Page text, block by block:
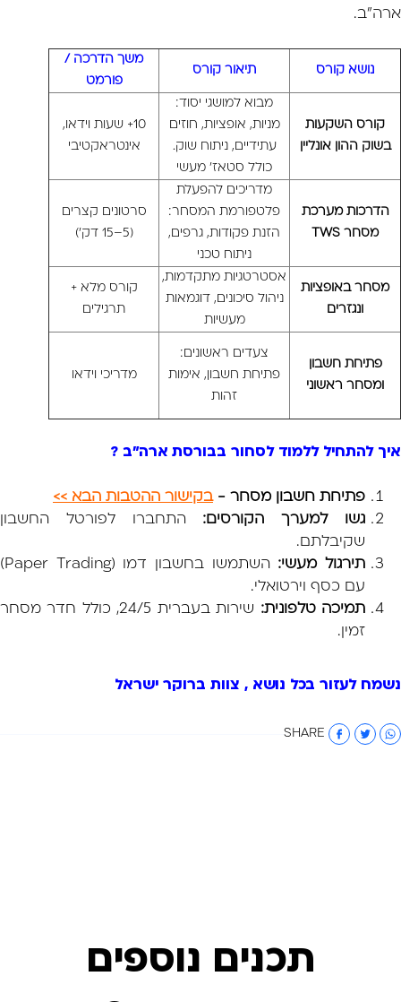
ארה"ב.
נושא קורס תיאור קורס
משך הדרכה /
פורמט
קורס השקעות
בשוק ההון אונליין
מבוא למושגי יסוד:
מניות, אופציות, חוזים
עתידיים, ניתוח שוק.
כולל סטאז' מעשי
10+ שעות וידאו,
אינטראקטיבי
הדרכות מערכת
מסחר TWS
מדריכים להפעלת
פלטפורמת המסחר:
הזנת פקודות, גרפים,
ניתוח טכני
סרטונים קצרים
(5–15 דק')
מסחר באופציות
ונגזרים
אסטרטגיות מתקדמות,
ניהול סיכונים, דוגמאות
מעשיות
קורס מלא +
תרגילים
פתיחת חשבון
ומסחר ראשוני
צעדים ראשונים:
פתיחת חשבון, אימות
זהות
מדריכי וידאו
איך להתחיל ללמוד לסחור בבורסת ארה"ב ?
פתיחת חשבון מסחר -בקישור ההטבות הבא >>
גשו למערך הקורסים: התחברו לפורטל החשבון
שקיבלתם.
תירגול מעשי:
השתמשו בחשבון דמו (Paper Trading)
עם כסף וירטואלי.
תמיכה טלפונית:
שירות בעברית 24/5, כולל חדר מסחר
זמין.
נשמח לעזור בכל נושא , צוות ברוקר ישראל
SHARE
תכנים נוספים